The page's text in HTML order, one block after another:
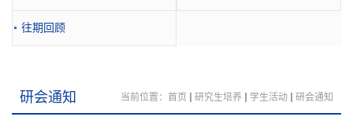
往期回顾
研会通知 当前位置： 首页 研究生培养 学生活动 研会通知